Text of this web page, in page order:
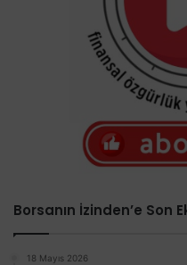
Borsanın İzinden’e Son
18 Mayıs 2026